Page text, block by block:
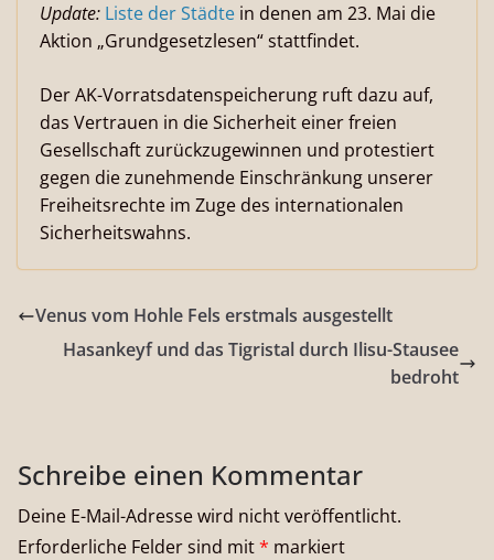
Update: Liste der Städte in denen am 23. Mai die
Aktion „Grundgesetzlesen“ stattfindet.
Der AK-Vorratsdatenspeicherung ruft dazu auf,
das Vertrauen in die Sicherheit einer freien
Gesellschaft zurückzugewinnen und protestiert
gegen die zunehmende Einschränkung unserer
Freiheitsrechte im Zuge des internationalen
Sicherheitswahns.
Venus vom Hohle Fels erstmals ausgestellt
Hasankeyf und das Tigristal durch Ilisu-Stausee
bedroht
Schreibe einen Kommentar
Deine E-Mail-Adresse wird nicht veröffentlicht.
Erforderliche Felder sind mit* markiert